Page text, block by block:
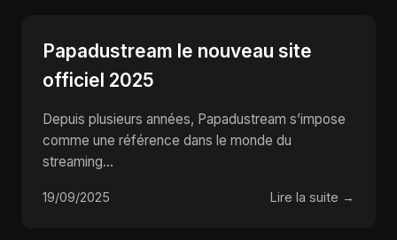
Papadustream le nouveau site
officiel 2025
Depuis plusieurs années, Papadustream s’impose
comme une référence dans le monde du
streaming...
19/09/2025 Lire la suite →